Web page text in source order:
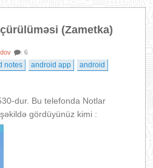
PROQRAMLAR(Zametka)
: 6
notes android app android
dur. Bu telefonda Notlar
gördüyünüz kimi :